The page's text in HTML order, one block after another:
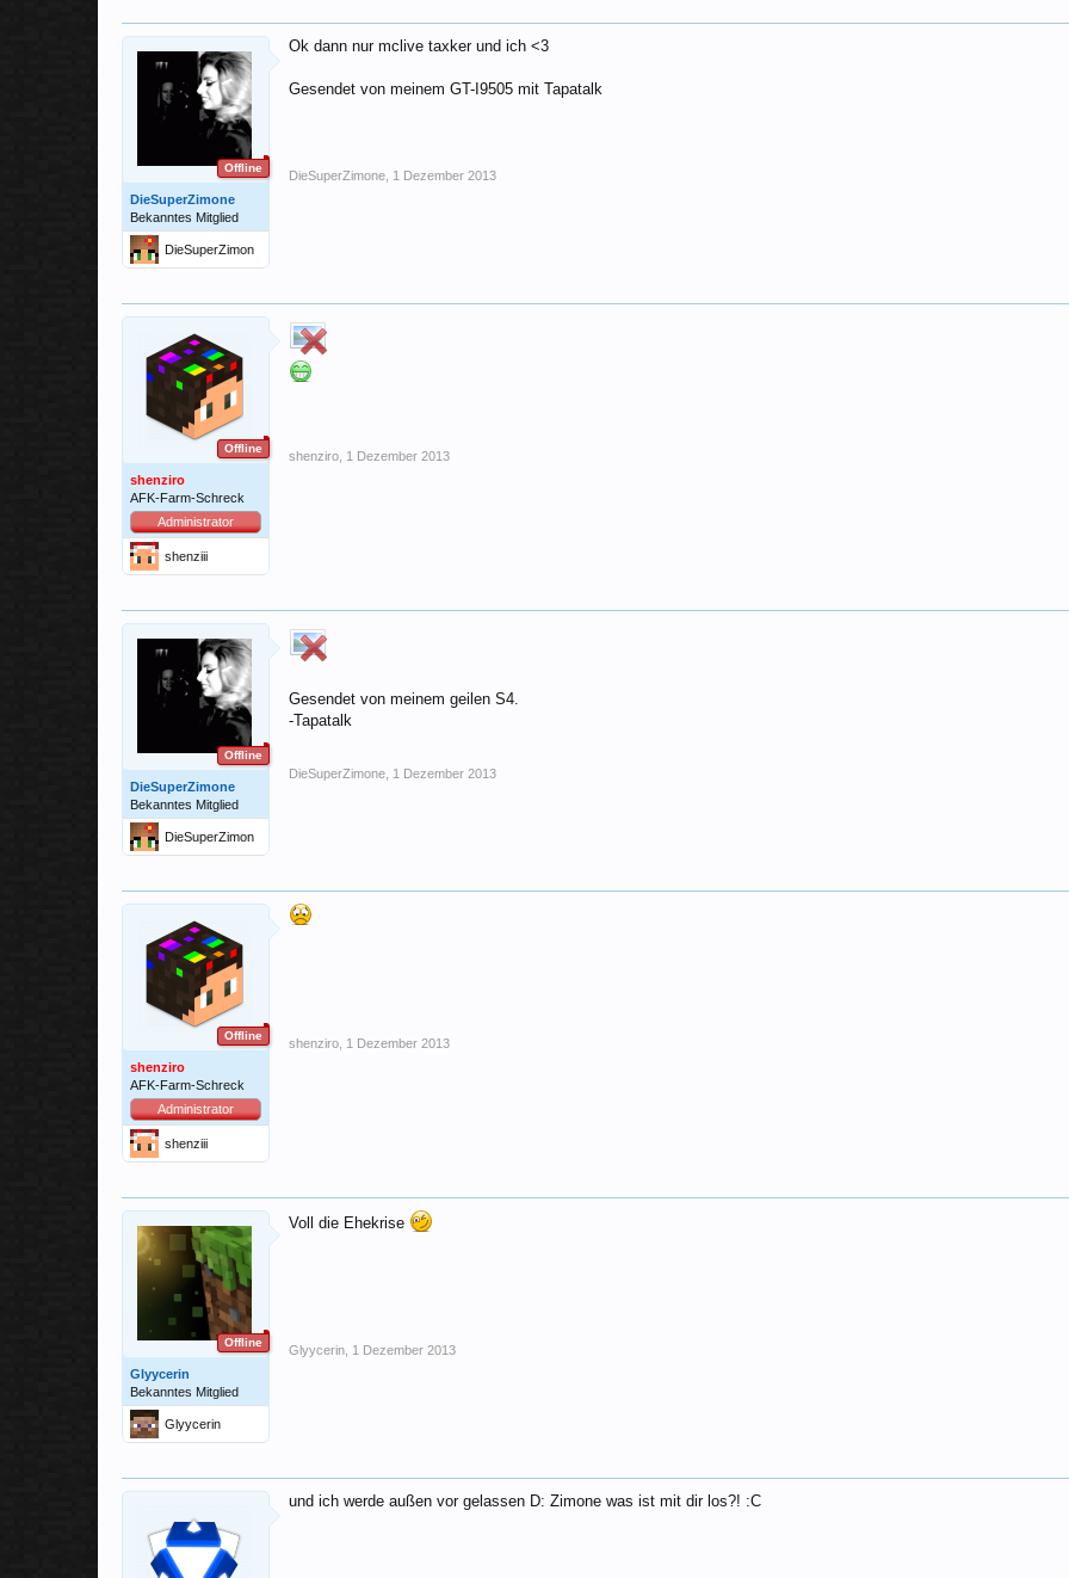
Offline
DieSuperZimone
Bekanntes Mitglied
DieSuperZimon
e
Ok dann nur mclive taxker und ich <3
Gesendet von meinem GT-I9505 mit Tapatalk
DieSuperZimone 1 Dezember 2013
Offline
shenziro
AFK-Farm-Schreck
Administrator
shenziii
shenziro 1 Dezember 2013
Offline
DieSuperZimone
Bekanntes Mitglied
DieSuperZimon
e
Gesendet von meinem geilen S4.
-Tapatalk
DieSuperZimone 1 Dezember 2013
Offline
shenziro
AFK-Farm-Schreck
Administrator
shenziii
shenziro 1 Dezember 2013
Offline
Glyycerin
Bekanntes Mitglied
Glyycerin
Voll die Ehekrise
Glyycerin 1 Dezember 2013
und ich werde außen vor gelassen D: Zimone was ist mit dir los?! :C